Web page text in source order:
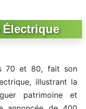
Électrique
70 et 80, fait son
illustrant la
patrimoine et